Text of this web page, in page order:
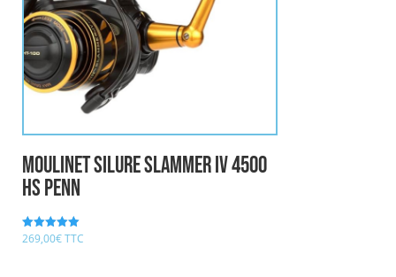
Moulinet Silure Slammer IV 4500
HS PENN
Note
5.00
269,00€ TTC